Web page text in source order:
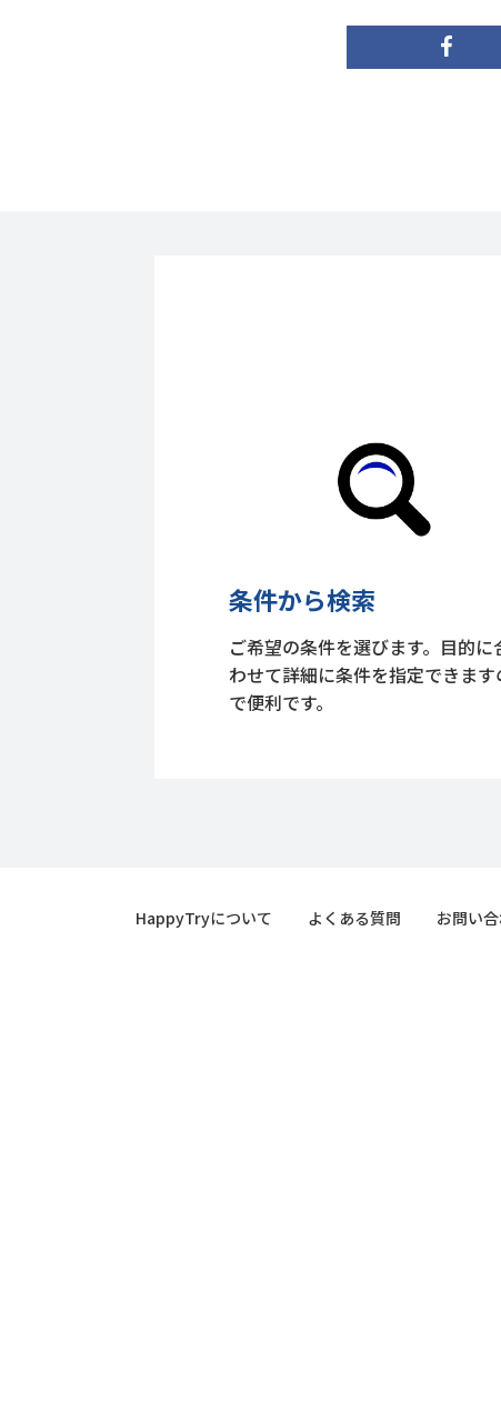
条件から検索
ご希望の条件を選びます。目的に
わせて詳細に条件を指定できます
で便利です。
HappyTryについて よくある質問 お問い